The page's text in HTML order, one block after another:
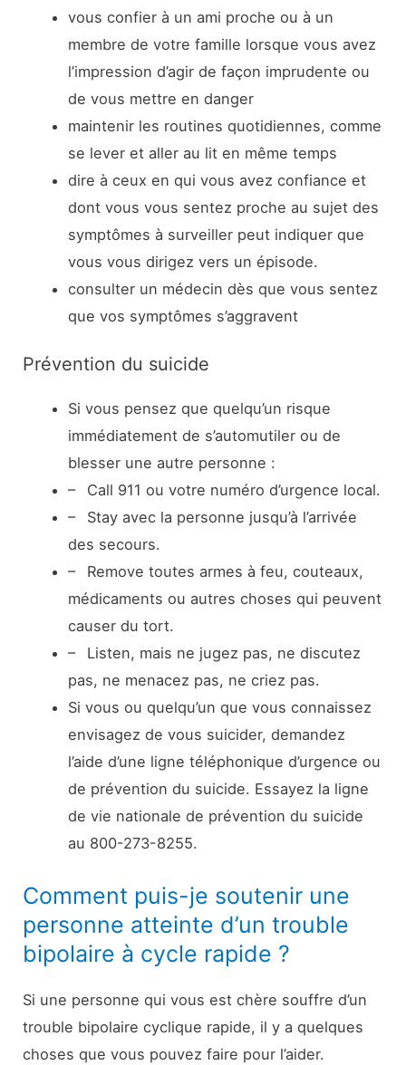
vous confier à un ami proche ou à un
membre de votre famille lorsque vous avez
l’impression d’agir de façon imprudente ou
de vous mettre en danger
maintenir les routines quotidiennes, comme
se lever et aller au lit en même temps
dire à ceux en qui vous avez confiance et
dont vous vous sentez proche au sujet des
symptômes à surveiller peut indiquer que
vous vous dirigez vers un épisode.
consulter un médecin dès que vous sentez
que vos symptômes s’aggravent
Prévention du suicide
Si vous pensez que quelqu’un risque
immédiatement de s’automutiler ou de
blesser une autre personne :
– Call 911 ou votre numéro d’urgence local.
– Stay avec la personne jusqu’à l’arrivée
des secours.
– Remove toutes armes à feu, couteaux,
médicaments ou autres choses qui peuvent
causer du tort.
– Listen, mais ne jugez pas, ne discutez
pas, ne menacez pas, ne criez pas.
Si vous ou quelqu’un que vous connaissez
envisagez de vous suicider, demandez
l’aide d’une ligne téléphonique d’urgence ou
de prévention du suicide. Essayez la ligne
de vie nationale de prévention du suicide
au 800-273-8255.
Comment puis-je soutenir une
personne atteinte d’un trouble
bipolaire à cycle rapide ?
Si une personne qui vous est chère souffre d’un
trouble bipolaire cyclique rapide, il y a quelques
choses que vous pouvez faire pour l’aider.